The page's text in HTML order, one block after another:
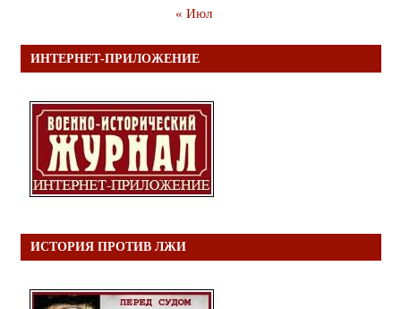
« Июл
ИНТЕРНЕТ-ПРИЛОЖЕНИЕ
ИСТОРИЯ ПРОТИВ ЛЖИ